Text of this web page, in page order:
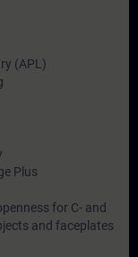
(APL)
Plus
for C- and
and faceplates